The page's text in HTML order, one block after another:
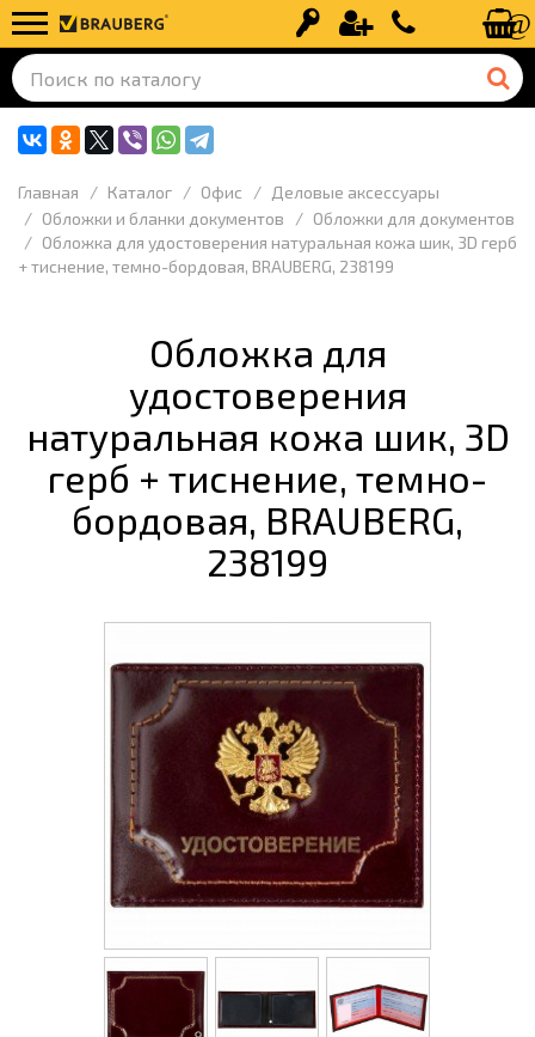
Вход Регистрация+7 (499) 110-
Главная Каталог Офис
Деловые аксессуары
Обложки и бланки документов
Обложки для документов
Обложка для удостоверения натуральная кожа шик, 3D герб
+ тиснение, темно-бордовая, BRAUBERG, 238199
Обложка для
удостоверения
натуральная кожа шик, 3D
герб + тиснение, темно-
бордовая, BRAUBERG,
238199